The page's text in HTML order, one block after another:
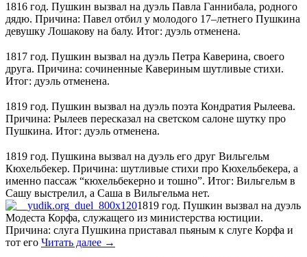
1816 год. Пушкин вызвал на дуэль Павла Ганнибала, родного
дядю. Причина: Павел отбил у молодого 17–летнего Пушкина
девушку Лошакову на балу. Итог: дуэль отменена.
1817 год. Пушкин вызвал на дуэль Петра Каверина, своего
друга. Причина: сочиненные Кавериным шутливые стихи.
Итог: дуэль отменена.
1819 год. Пушкин вызвал на дуэль поэта Кондратия Рылеева.
Причина: Рылеев пересказал на светском салоне шутку про
Пушкина. Итог: дуэль отменена.
1819 год. Пушкина вызвал на дуэль его друг Вильгельм
Кюхельбекер. Причина: шутливые стихи про Кюхельбекера, а
именно пассаж “кюхельбекерно и тошно”. Итог: Вильгельм в
Сашу выстрелил, а Саша в Вильгельма нет.
1819 год. Пушкин вызвал на дуэль
Модеста Корфа, служащего из министерства юстиции.
Причина: слуга Пушкина приставал пьяным к слуге Корфа и
тот его Читать далее →